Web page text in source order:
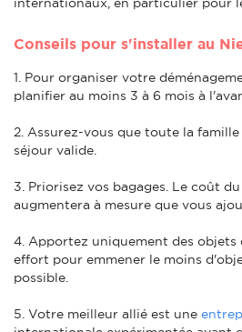
Conseils pour s'installer au
1. Pour organiser votre
planifier au moins 3 à 6 mois à
2. Assurez-vous que toute la
séjour valide.
3. Priorisez vos bagages. Le coût
augmentera à mesure que vous
4. Apportez uniquement des objets
effort pour emmener le moins
possible.
5. Votre meilleur allié est une